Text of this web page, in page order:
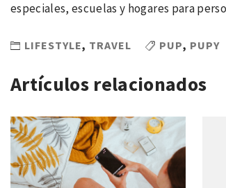
especiales, escuelas y hogares para
LIFESTYLE, TRAVEL PUP, PUPY
Artículos relacionados